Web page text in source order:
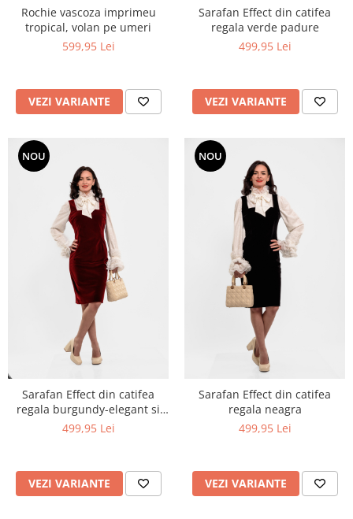
Rochie vascoza imprimeu
tropical, volan pe umeri
599,95 Lei
VEZI VARIANTE
Sarafan Effect din catifea
regala verde padure
499,95 Lei
VEZI VARIANTE
NOU
Sarafan Effect din catifea
regala burgundy-elegant si
feminin
499,95 Lei
VEZI VARIANTE
NOU
Sarafan Effect din catifea
regala neagra
499,95 Lei
VEZI VARIANTE